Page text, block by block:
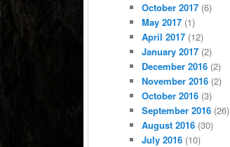
October 2017 (6)
May 2017 (1)
April 2017 (12)
January 2017 (2)
December 2016 (2)
November 2016 (2)
October 2016 (3)
September 2016 (26)
August 2016 (30)
July 2016 (10)